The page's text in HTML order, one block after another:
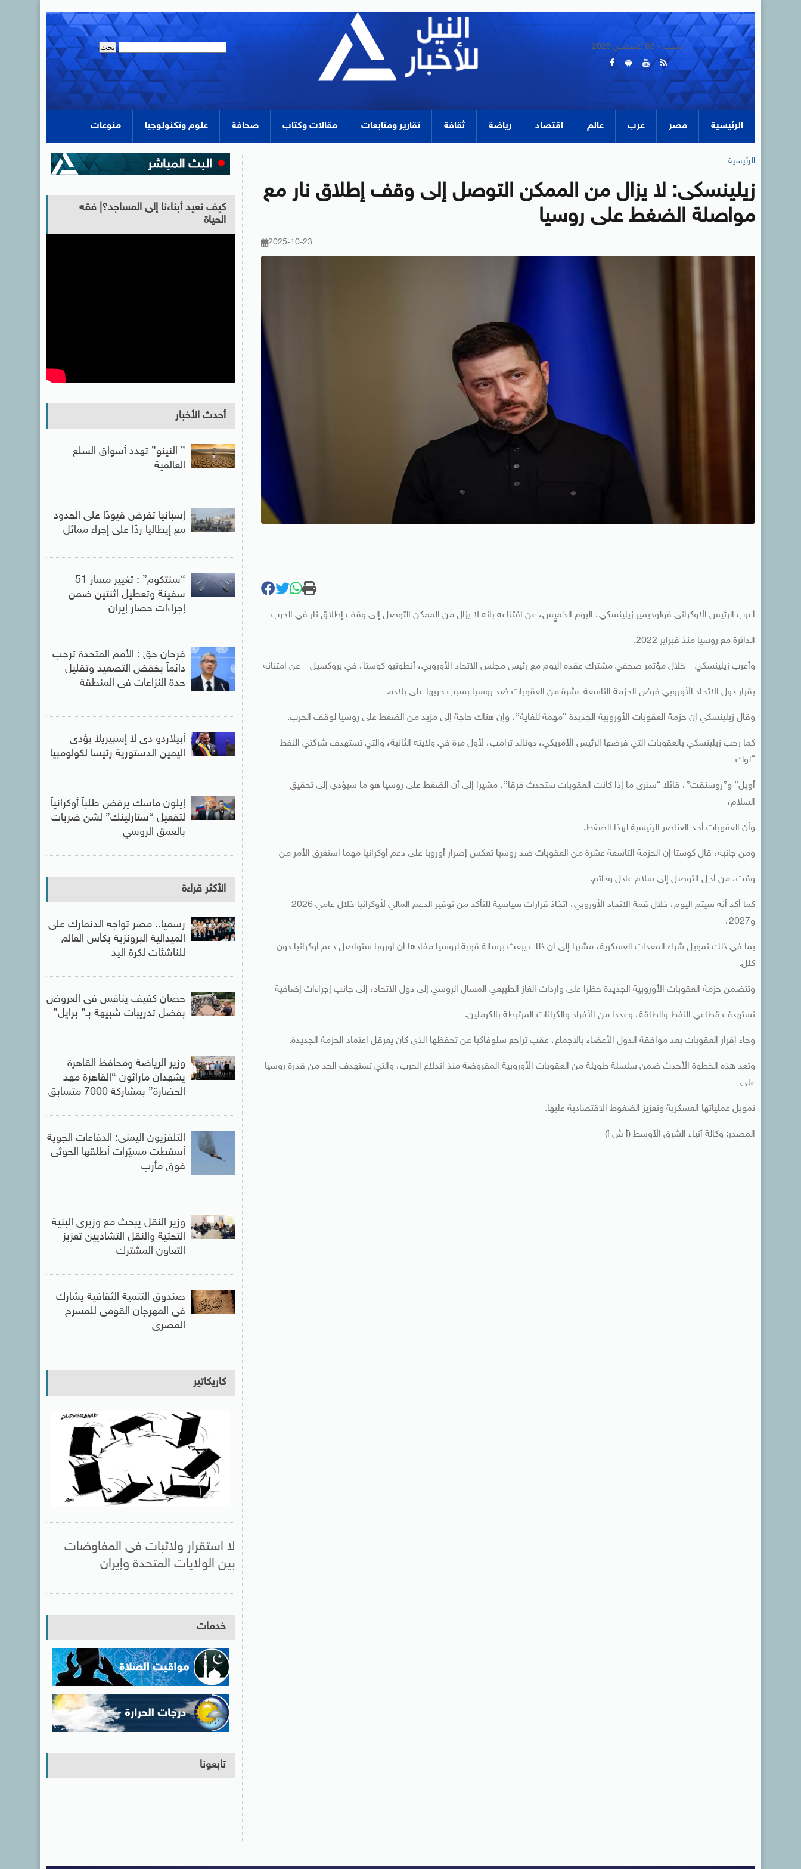
السبت - 08 أغسطس 2026
الرئيسية مصر عرب عالم اقتصاد رياضة ثقافة تقارير ومتابعات مقالات وكتاب صحافة علوم وتكنولوجيا منوعات
الرئيسية
زيلينسكى: لا يزال من الممكن التوصل إلى وقف إطلاق نار مع
مواصلة الضغط على روسيا
2025-10-23
أعرب الرئيس الأوكرانى فولوديمير زيلينسكي، اليوم الخميٍس، عن اقتناعه بأنه لا يزال من الممكن التوصل إلى وقف إطلاق نار في الحرب
الدائرة مع روسيا منذ فبراير 2022.
وأعرب زيلينسكي – خلال مؤتمر صحفي مشترك عقده اليوم مع رئيس مجلس الاتحاد الأوروبي، أنطونيو كوستا، في بروكسيل – عن امتنانه
بقرار دول الاتحاد الأوروبي فرض الحزمة التاسعة عشرة من العقوبات ضد روسيا بسبب حربها على بلاده.
وقال زيلينسكي إن حزمة العقوبات الأوروبية الجديدة “مهمة للغاية”، وإن هناك حاجة إلى مزيد من الضغط على روسيا لوقف الحرب.
كما رحب زيلينسكي بالعقوبات التي فرضها الرئيس الأمريكي، دونالد ترامب، لأول مرة في ولايته الثانية، والتي تستهدف شركتي النفط
“لوك
أويل” و”روسنفت”، قائلا “سنرى ما إذا كانت العقوبات ستحدث فرقا”، مشيرا إلى أن الضغط على روسيا هو ما سيؤدي إلى تحقيق
السلام،
وأن العقوبات أحد العناصر الرئيسية لهذا الضغط.
ومن جانبه، قال كوستا إن الحزمة التاسعة عشرة من العقوبات ضد روسيا تعكس إصرار أوروبا على دعم أوكرانيا مهما استغرق الأمر من
وقت، من أجل التوصل إلى سلام عادل ودائم.
كما أكد أنه سيتم اليوم، خلال قمة الاتحاد الأوروبي، اتخاذ قرارات سياسية للتأكد من توفير الدعم المالي لأوكرانيا خلال عامي 2026
و2027،
بما في ذلك تمويل شراء المعدات العسكرية، مشيرا إلى أن ذلك يبعث برسالة قوية لروسيا مفادها أن أوروبا ستواصل دعم أوكرانيا دون
كلل.
وتتضمن حزمة العقوبات الأوروبية الجديدة حظرا على واردات الغاز الطبيعي المسال الروسي إلى دول الاتحاد، إلى جانب إجراءات إضافية
تستهدف قطاعي النفط والطاقة، وعددا من الأفراد والكيانات المرتبطة بالكرملين.
وجاء إقرار العقوبات بعد موافقة الدول الأعضاء بالإجماع، عقب تراجع سلوفاكيا عن تحفظها الذي كان يعرقل اعتماد الحزمة الجديدة.
وتعد هذه الخطوة الأحدث ضمن سلسلة طويلة من العقوبات الأوروبية المفروضة منذ اندلاع الحرب، والتي تستهدف الحد من قدرة روسيا
على
تمويل عملياتها العسكرية وتعزيز الضغوط الاقتصادية عليها.
المصدر: وكالة أنباء الشرق الأوسط (أ ش أ)
كيف نعيد أبناءنا إلى المساجد؟| فقه
الحياة
أحدث الأخبار
” النينو” تهدد أسواق السلع
العالمية
إسبانيا تفرض قيودًا على الحدود
مع إيطاليا ردًا على إجراء مماثل
“سنتكوم” : تغيير مسار 51
سفينة وتعطيل اثنتين ضمن
إجراءات حصار إيران
فرحان حق : الأمم المتحدة ترحب
دائماً بخفض التصعيد وتقليل
حدة النزاعات فى المنطقة
أبيلاردو دى لا إسبيريلا يؤدى
اليمين الدستورية رئيسا لكولومبيا
إيلون ماسك يرفض طلباً أوكرانياً
لتفعيل “ستارلينك” لشن ضربات
بالعمق الروسي
الأكثر قراءة
رسميا.. مصر تواجه الدنمارك على
الميدالية البرونزية بكأس العالم
للناشئات لكرة اليد
حصان كفيف ينافس فى العروض
بفضل تدريبات شبيهة بـ” برايل”
وزير الرياضة ومحافظ القاهرة
يشهدان ماراثون “القاهرة مهد
الحضارة” بمشاركة 7000 متسابق
التلفزيون اليمنى: الدفاعات الجوية
أسقطت مسيّرات أطلقها الحوثى
فوق مأرب
وزير النقل يبحث مع وزيرى البنية
التحتية والنقل التشاديين تعزيز
التعاون المشترك
صندوق التنمية الثقافية يشارك
فى المهرجان القومى للمسرح
المصرى
كاريكاتير
لا استقرار ولاثبات فى المفاوضات
بين الولايات المتحدة وإيران
خدمات
تابعونا